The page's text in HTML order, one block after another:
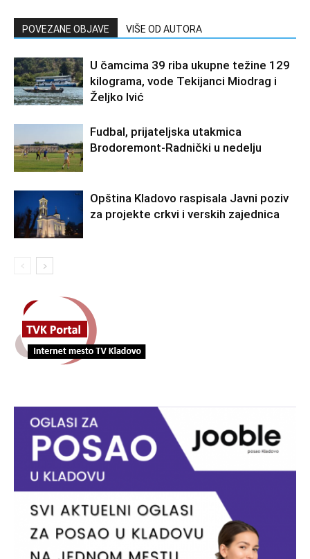
POVEZANE OBJAVE VIŠE OD AUTORA
U čamcima 39 riba ukupne težine 129
kilograma, vode Tekijanci Miodrag i
Željko Ivić
Fudbal, prijateljska utakmica
Brodoremont-Radnički u nedelju
Opština Kladovo raspisala Javni poziv
za projekte crkvi i verskih zajednica